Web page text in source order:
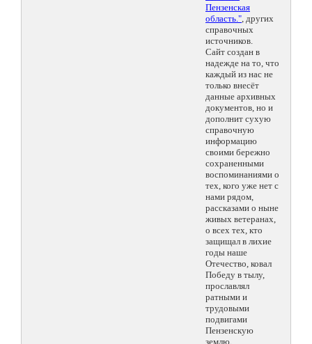
Пензенская
область.", других
справочных
источников.
Сайт создан в
надежде на то, что
каждый из нас не
только внесёт
данные архивных
документов, но и
дополнит сухую
справочную
информацию
своими бережно
сохраненными
воспоминаниями о
тех, кого уже нет с
нами рядом,
рассказами о ныне
живых ветеранах,
о всех тех, кто
защищал в лихие
годы наше
Отечество, ковал
Победу в тылу,
прославлял
ратными и
трудовыми
подвигами
Пензенскую
землю.